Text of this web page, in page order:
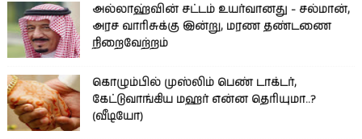
அல்லாஹ்வின் சட்டம் உயர்வானது - சல்மான்,
அரச வாரிசுக்கு இன்று, மரண தண்டணை
நிறைவேற்றம்
கொழும்பில் முஸ்லிம் பெண் டாக்டர்,
கேட்டுவாங்கிய மஹர் என்ன தெரியுமா..?
(வீடியோ)